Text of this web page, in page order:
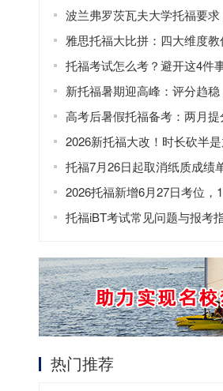
无！
波兰弗罗茨瓦夫大学托福要
预科
雅思托福大比拼：四大维度
托福考试怎么考？避开这4件
大学
新托福暑期迎高峰：评分趋
度升
高考后暑假托福备考：两月提
2026新托福大改！时长砍半是
托福7月26日起取消纸质成绩
2026托福新增6月27日考位，
托福iBT考试常见问题与报考
热门推荐